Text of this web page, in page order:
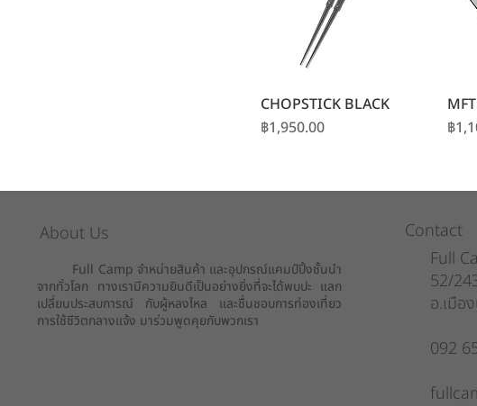
CHOPSTICK BLACK
ราคา
฿1,950.00
ราคา
฿
About Us
Full Camp จำหน่ายสินค้า และอุปกรณ์แคมป์ปิ้งชั้นนำ
จากทั่วโลก ทางเรามีความยินดีเป็นอย่างยิ่งที่จะได้พบปะ แลก
เปลี่ยนประสบการณ์ กับผู้หลงไหล และชื่นชอบการท่องเที่ยว
การใช้ชีวิตกลางแจ้ง มาร่วมพูดคุยกับพวกเรา
Contact
Full
52/
อ.เมือ
092